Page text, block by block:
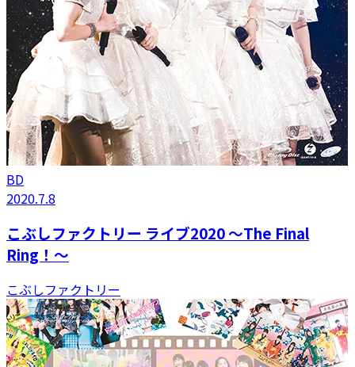
BD
2020.7.8
こぶしファクトリー ライブ2020 ～The Final
Ring！～
こぶしファクトリー